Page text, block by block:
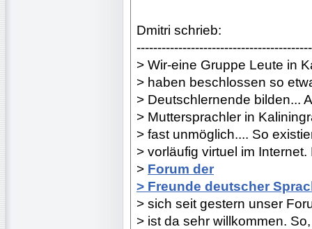
Dmitri schrieb:
> Wir-eine Gruppe Leute in
> haben beschlossen so
> Deutschlernende bilden...
> Muttersprachler in
> fast unmöglich.... So
> vorläufig virtuel im Internet.
> Forum der
> Freunde deutscher
> sich seit gestern unser
> ist da sehr willkommen.